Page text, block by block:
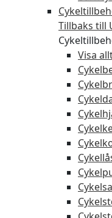
Tillbaks till
Visa